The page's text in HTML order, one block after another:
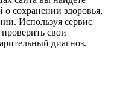
о сохранении здоровья,
Используя сервис
свои
диагноз.